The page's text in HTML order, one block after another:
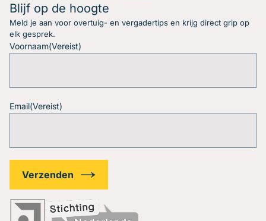
Blijf op de hoogte
Meld je aan voor overtuig- en vergadertips en krijg direct grip op
elk gesprek.
Voornaam(Vereist)
Email(Vereist)